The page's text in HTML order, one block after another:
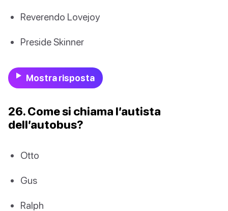
Reverendo Lovejoy
Preside Skinner
Mostra risposta
26. Come si chiama l’autista
dell’autobus?
Otto
Gus
Ralph